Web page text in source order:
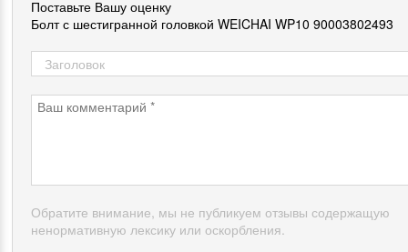
Поставьте Вашу оценку
Болт с шестигранной головкой WEICHAI WP10 90003802493
Обратите внимание, мы не публикуем отзывы содержащую
ненормативную лексику или оскорбления.